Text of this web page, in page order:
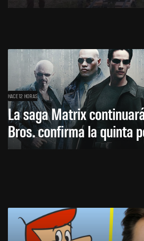
HACE 12 HORAS
La saga Matrix
Bros. confirma la quinta